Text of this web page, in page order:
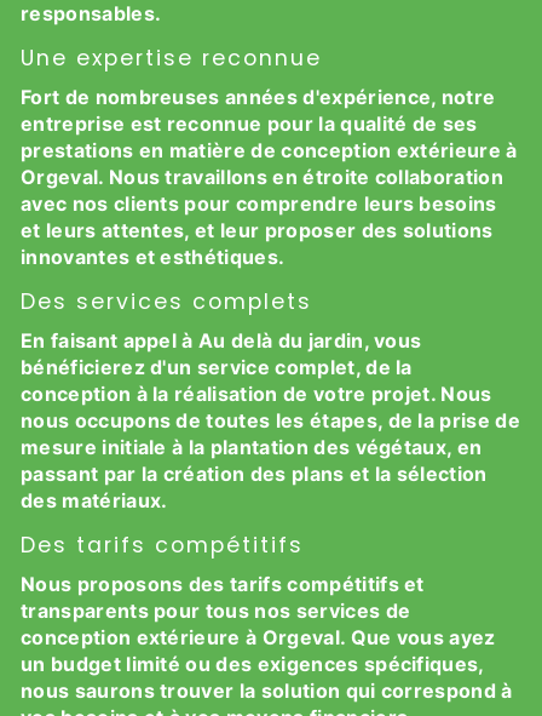
responsables.
Une expertise reconnue
Fort de nombreuses années d'expérience, notre
entreprise est reconnue pour la qualité de ses
prestations en matière de conception extérieure à
Orgeval. Nous travaillons en étroite collaboration
avec nos clients pour comprendre leurs besoins
et leurs attentes, et leur proposer des solutions
innovantes et esthétiques.
Des services complets
En faisant appel à Au delà du jardin, vous
bénéficierez d'un service complet, de la
conception à la réalisation de votre projet. Nous
nous occupons de toutes les étapes, de la prise de
mesure initiale à la plantation des végétaux, en
passant par la création des plans et la sélection
des matériaux.
Des tarifs compétitifs
Nous proposons des tarifs compétitifs et
transparents pour tous nos services de
conception extérieure à Orgeval. Que vous ayez
un budget limité ou des exigences spécifiques,
nous saurons trouver la solution qui correspond à